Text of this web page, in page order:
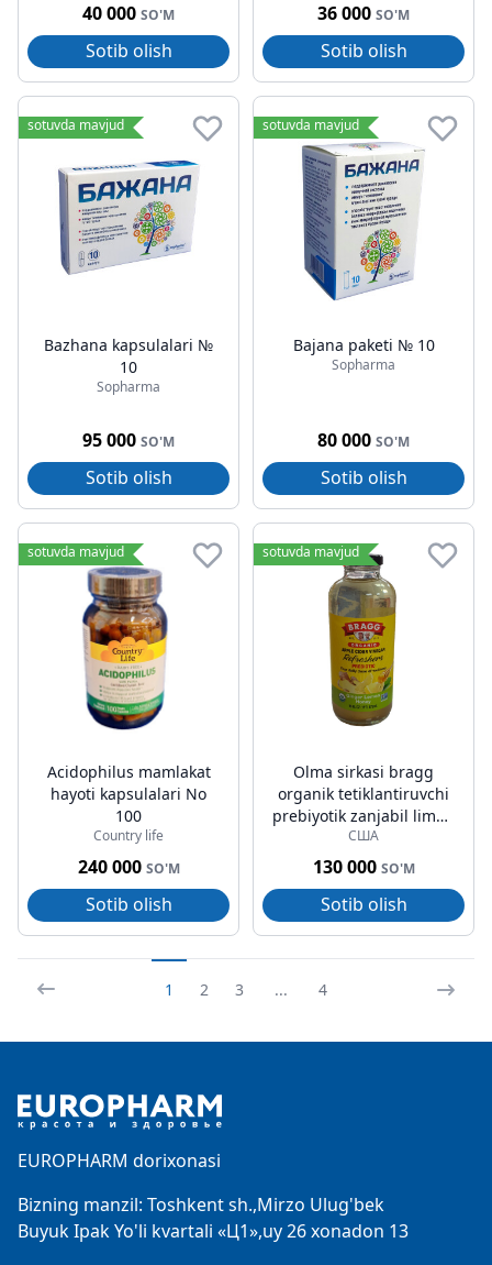
40 000 SO'M
Sotib olish
36 000 SO'M
Sotib olish
sotuvda mavjud
Bazhana kapsulalari №
10
Sopharma
95 000 SO'M
Sotib olish
sotuvda mavjud
Bajana paketi № 10
Sopharma
80 000 SO'M
Sotib olish
sotuvda mavjud
Acidophilus mamlakat
hayoti kapsulalari No
100
Country life
240 000 SO'M
Sotib olish
sotuvda mavjud
Olma sirkasi bragg
organik tetiklantiruvchi
prebiyotik zanjabil limon
asal 47zml
США
130 000 SO'M
Sotib olish
1 2 3 ... 4
EUROPHARM dorixonasi
Bizning manzil: Toshkent sh.,Mirzo Ulug'bek
Buyuk Ipak Yo'li kvartali «Ц1»,uy 26 xonadon 13